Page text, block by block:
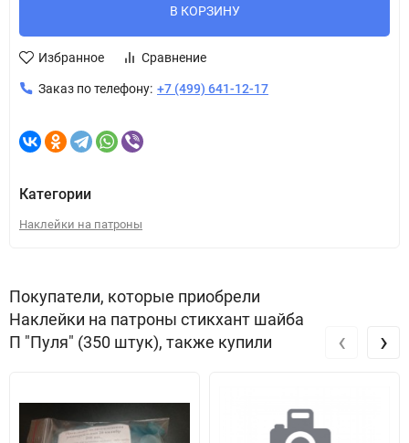
В КОРЗИНУ
Избранное Сравнение
Заказ по телефону: +7 (499) 641-12-17
Категории
Наклейки на патроны
Покупатели, которые приобрели
Наклейки на патроны стикхант шайба
П "Пуля" (350 штук), также купили
‹ ›